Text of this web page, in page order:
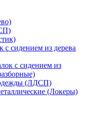
с сидением из дерева
с сидением из
(ЛДСП)
(Локеры)